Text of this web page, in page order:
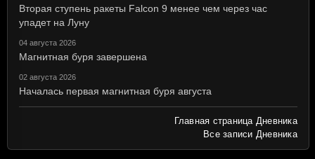
Вторая ступень ракеты Falcon 9 менее чем через час
упадет на Луну
04 августа 2026
Магнитная буря завершена
02 августа 2026
Началась первая магнитная буря августа
Главная страница Дневника
Все записи Дневника